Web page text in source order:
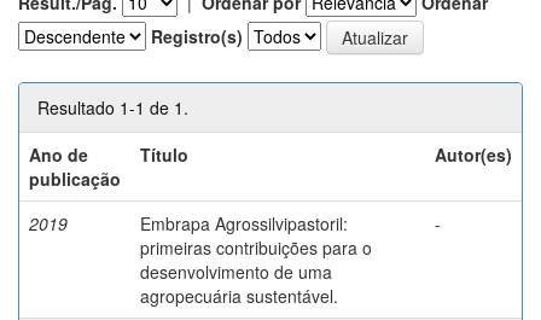
Registro(s)
Resultado 1-1 de 1.
Ano de
publicação
Título Autor(es)
2019
Embrapa Agrossilvipastoril:
primeiras contribuições para o
desenvolvimento de uma
agropecuária sustentável.
-